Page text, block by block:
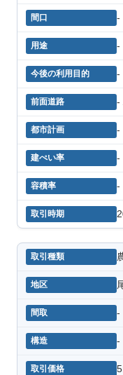
-
-
-
-
-
-
-
-
-